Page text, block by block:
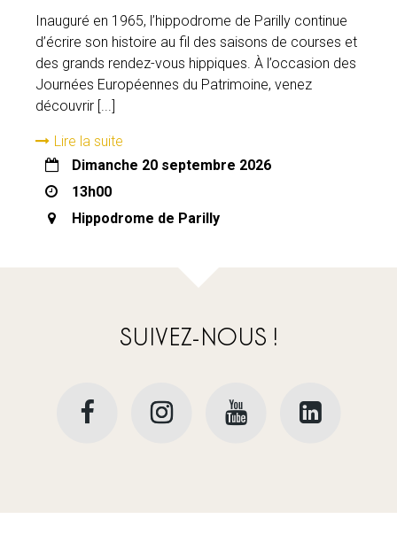
Inauguré en 1965, l’hippodrome de Parilly continue
d’écrire son histoire au fil des saisons de courses et
des grands rendez-vous hippiques. À l’occasion des
Journées Européennes du Patrimoine, venez
découvrir [...]
Lire la suite
dimanche 20 septembre 2026
13h00
Hippodrome de Parilly
SUIVEZ-NOUS !